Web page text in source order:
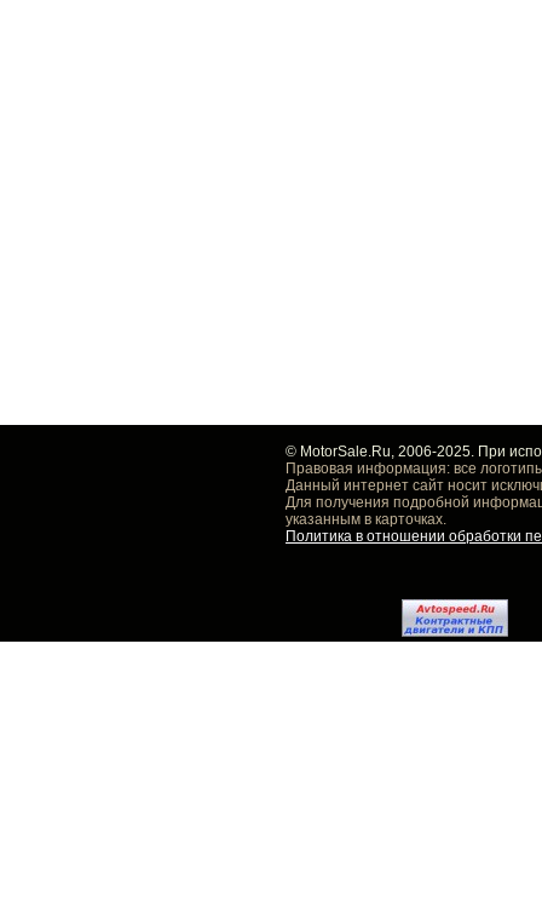
© MotorSale.Ru, 2006-2025. При
Правовая информация: все
Данный интернет сайт носит
Для получения подробной
указанным в карточках.
Политика в отношении обработки